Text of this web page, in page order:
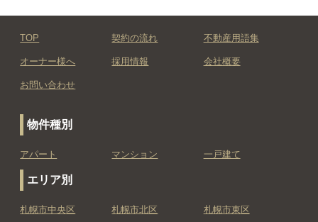
TOP 契約の流れ 不動産用語集
オーナー様へ 採用情報 会社概要
お問い合わせ
物件種別
アパート マンション 一戸建て
エリア別
札幌市中央区 札幌市北区 札幌市東区